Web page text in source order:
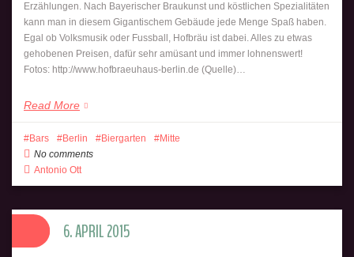
Erzählungen. Nach Bayerischer Braukunst und köstlichen Spezialitäten
kann man in diesem Gigantischem Gebäude jede Menge Spaß haben.
Egal ob Volksmusik oder Fussball, Hofbräu ist dabei. Alles zu etwas
gehobenen Preisen, dafür sehr amüsant und immer lohnenswert!
Fotos: http://www.hofbraeuhaus-berlin.de (Quelle)…
Read More
Bars Berlin Biergarten
Mitte
No comments
Antonio Ott
6. APRIL 2015